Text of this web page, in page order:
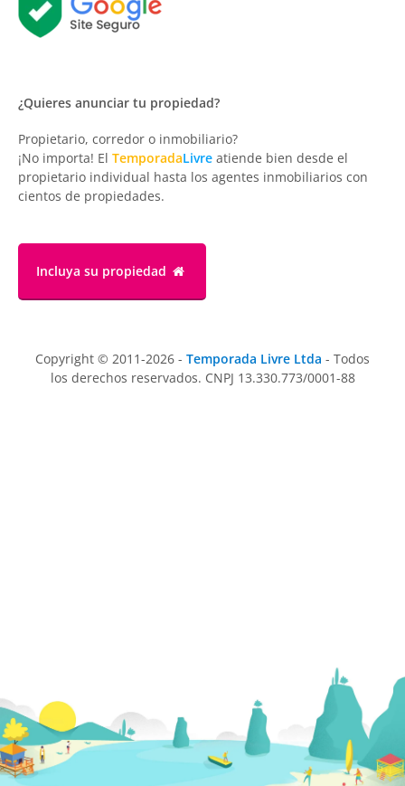
¿Quieres anunciar tu propiedad?
Propietario, corredor o inmobiliario?
¡No importa! El TemporadaLivre atiende bien desde el
propietario individual hasta los agentes inmobiliarios con
cientos de propiedades.
Incluya su propiedad
Copyright © 2011-2026 - Temporada Livre Ltda - Todos
los derechos reservados. CNPJ 13.330.773/0001-88